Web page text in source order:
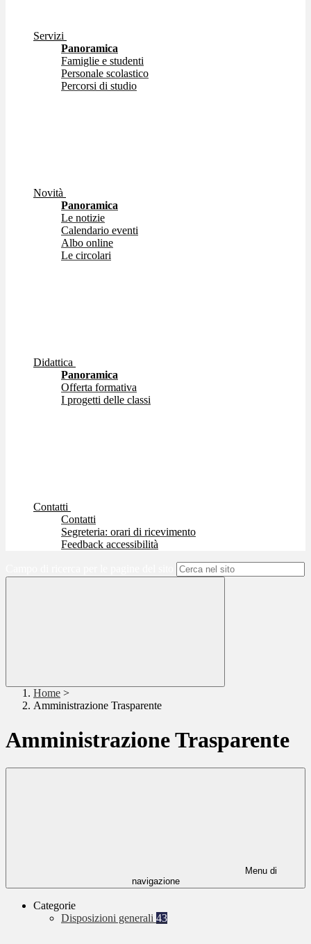
Servizi
Panoramica
Famiglie e studenti
Personale scolastico
Percorsi di studio
Novità
Panoramica
Le notizie
Calendario eventi
Albo online
Le circolari
Didattica
Panoramica
Offerta formativa
I progetti delle classi
Contatti
Contatti
Segreteria: orari di ricevimento
Feedback accessibilità
Home >
Amministrazione Trasparente
Amministrazione Trasparente
Menu di
navigazione
Categorie
Disposizioni generali 43